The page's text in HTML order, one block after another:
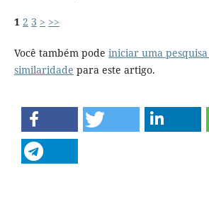
1 2 3 > >>
Você também pode iniciar uma
similaridade para este artigo.